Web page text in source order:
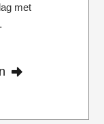
met